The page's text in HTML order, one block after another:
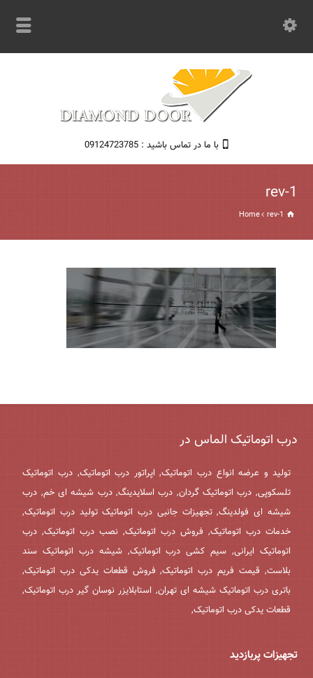
با ما در تماس باشید : 09124723785
rev-1
Home rev-1
درب اتوماتیک الماس در
تولید و عرضه انواع درب اتوماتیک, اپراتور درب اتوماتیک, درب اتوماتیک
تلسکوپی, درب اتوماتیک گردان, درب اسلایدینگ, درب شیشه ای خم, درب
شیشه ای فولدینگ, تجهیزات جانبی درب اتوماتیک تولید درب اتوماتیک,
خدمات درب اتوماتیک, فروش درب اتوماتیک, نصب درب اتوماتیک, درب
اتوماتیک ایرانی, سیم کشی درب اتوماتیک, شیشه درب اتوماتیک سند
بلاست, قیمت فریم درب اتوماتیک, فروش قطعات یدکی درب اتوماتیک,
باتری درب اتوماتیک شیشه ای تهران, استابلایزر نوسان گیر درب اتوماتیک,
قطعات یدکی درب اتوماتیک,
تجهیزات پربازدید